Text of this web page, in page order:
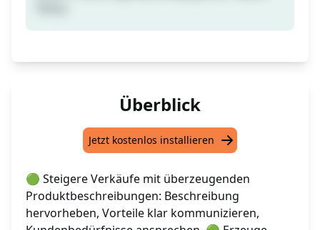
Überblick
Jetzt kostenlos installieren
🟢 Steigere Verkäufe mit überzeugenden
Produktbeschreibungen: Beschreibung
hervorheben, Vorteile klar kommunizieren,